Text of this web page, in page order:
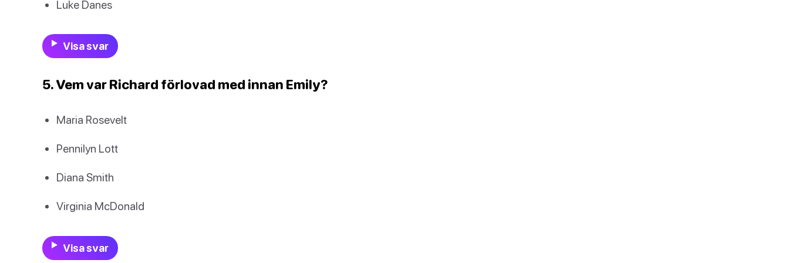
Luke Danes
Visa svar
5. Vem var Richard förlovad med innan Emily?
Maria Rosevelt
Pennilyn Lott
Diana Smith
Virginia McDonald
Visa svar